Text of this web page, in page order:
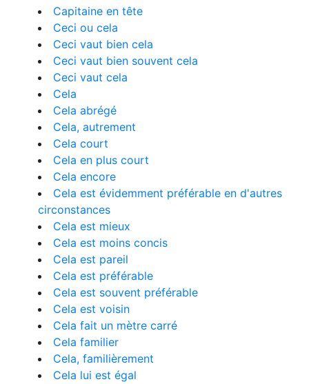
Capitaine en tête
Ceci ou cela
Ceci vaut bien cela
Ceci vaut bien souvent cela
Ceci vaut cela
Cela
Cela abrégé
Cela, autrement
Cela court
Cela en plus court
Cela encore
Cela est évidemment préférable en d'autres
circonstances
Cela est mieux
Cela est moins concis
Cela est pareil
Cela est préférable
Cela est souvent préférable
Cela est voisin
Cela fait un mètre carré
Cela familier
Cela, familièrement
Cela lui est égal